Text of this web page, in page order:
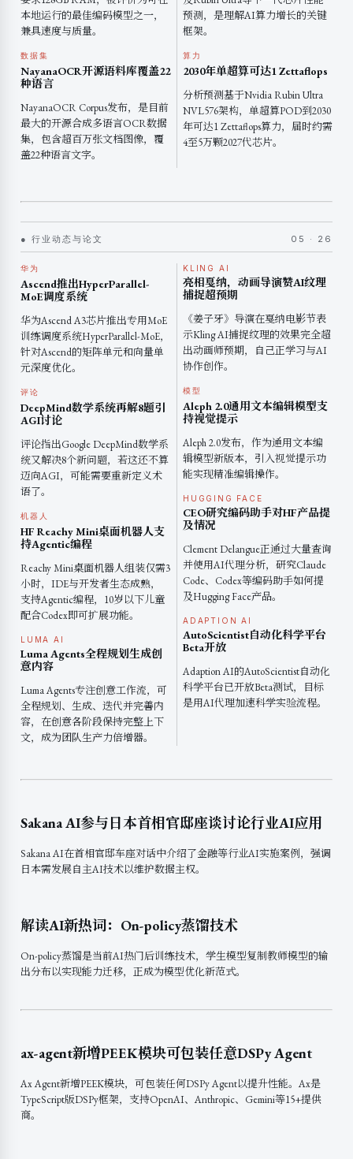
本地运行的最佳编码模型之一，
兼具速度与质量。
数据集
NayanaOCR开源语料库覆盖22
种语言
NayanaOCR Corpus发布，是目前
最大的开源合成多语言OCR数据
集，包含超百万张文档图像，覆
盖22种语言文字。
预测，是理解AI算力增长的关键
框架。
算力
2030年单超算可达1 Zettaflops
分析预测基于Nvidia Rubin Ultra
NVL576架构，单超算POD到2030
年可达1 Zettaflops算力，届时约需
4至5万颗2027代芯片。
● 行业动态与论文 05 · 26
华为
Ascend推出HyperParallel-
MoE调度系统
华为Ascend A3芯片推出专用MoE
训练调度系统HyperParallel-MoE，
针对Ascend的矩阵单元和向量单
元深度优化。
评论
DeepMind数学系统再解8题引
AGI讨论
评论指出Google DeepMind数学系
统又解决8个新问题，若这还不算
迈向AGI，可能需要重新定义术
语了。
机器人
HF Reachy Mini桌面机器人支
持Agentic编程
Reachy Mini桌面机器人组装仅需3
小时，IDE与开发者生态成熟，
支持Agentic编程，10岁以下儿童
配合Codex即可扩展功能。
LUMA AI
Luma Agents全程规划生成创
意内容
Luma Agents专注创意工作流，可
全程规划、生成、迭代并完善内
容，在创意各阶段保持完整上下
文，成为团队生产力倍增器。
KLING AI
亮相戛纳，动画导演赞AI纹理
捕捉超预期
《姜子牙》导演在戛纳电影节表
示Kling AI捕捉纹理的效果完全超
出动画师预期，自己正学习与AI
协作创作。
模型
Aleph 2.0通用文本编辑模型支
持视觉提示
Aleph 2.0发布，作为通用文本编
辑模型新版本，引入视觉提示功
能实现精准编辑操作。
HUGGING FACE
CEO研究编码助手对HF产品提
及情况
Clement Delangue正通过大量查询
并使用AI代理分析，研究Claude
Code、Codex等编码助手如何提
及Hugging Face产品。
ADAPTION AI
AutoScientist自动化科学平台
Beta开放
Adaption AI的AutoScientist自动化
科学平台已开放Beta测试，目标
是用AI代理加速科学实验流程。
Sakana AI参与日本首相官邸座谈讨论行业AI应用
Sakana AI在首相官邸车座对话中介绍了金融等行业AI实施案例，强调
日本需发展自主AI技术以维护数据主权。
解读AI新热词：On-policy蒸馏技术
On-policy蒸馏是当前AI热门后训练技术，学生模型复制教师模型的输
出分布以实现能力迁移，正成为模型优化新范式。
ax-agent新增PEEK模块可包装任意DSPy Agent
Ax Agent新增PEEK模块，可包装任何DSPy Agent以提升性能。Ax是
TypeScript版DSPy框架，支持OpenAI、Anthropic、Gemini等15+提供
商。